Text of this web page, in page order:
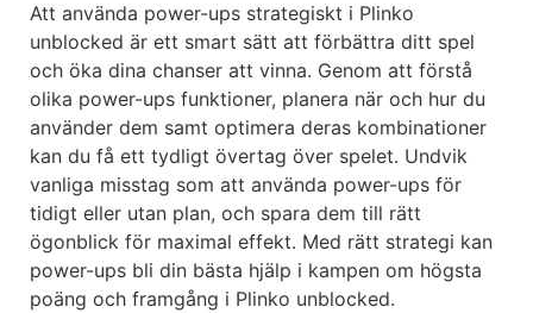
Att använda power-ups strategiskt i Plinko
unblocked är ett smart sätt att förbättra ditt spel
och öka dina chanser att vinna. Genom att förstå
olika power-ups funktioner, planera när och hur du
använder dem samt optimera deras kombinationer
kan du få ett tydligt övertag över spelet. Undvik
vanliga misstag som att använda power-ups för
tidigt eller utan plan, och spara dem till rätt
ögonblick för maximal effekt. Med rätt strategi kan
power-ups bli din bästa hjälp i kampen om högsta
poäng och framgång i Plinko unblocked.